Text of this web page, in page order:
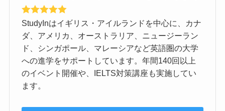
StudyInはイギリス・アイルランドを中心に、カナ
ダ、アメリカ、オーストラリア、ニュージーラン
ド、シンガポール、マレーシアなど英語圏の大学
への進学をサポートしています。年間140回以上
のイベント開催や、IELTS対策講座も実施してい
ます。